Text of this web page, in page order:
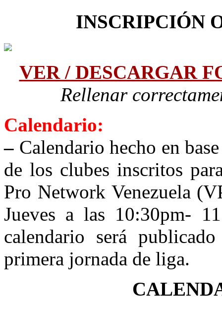
INSCRIPCIÓN
VER / DESCARGAR
Rellenar
Calendario:
– Calendario hecho en
de los clubes inscritos
Pro Network Venezuela
Jueves a las 10:30pm-
calendario será
primera jornada de liga.